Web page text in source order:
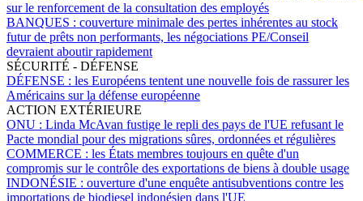
sur le renforcement de la consultation des employés
BANQUES : couverture minimale des pertes inhérentes au stock
futur de prêts non performants, les négociations PE/Conseil
devraient aboutir rapidement
SÉCURITÉ - DÉFENSE
DÉFENSE : les Européens tentent une nouvelle fois de rassurer les
Américains sur la défense européenne
ACTION EXTÉRIEURE
ONU : Linda McAvan fustige le repli des pays de l'UE refusant le
Pacte mondial pour des migrations sûres, ordonnées et régulières
COMMERCE : les États membres toujours en quête d'un
compromis sur le contrôle des exportations de biens à double usage
INDONÉSIE : ouverture d'une enquête antisubventions contre les
importations de biodiesel indonésien dans l'UE